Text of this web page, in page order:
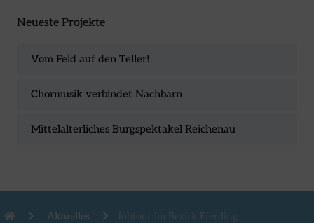
Neueste Projekte
Vom Feld auf den Teller!
Chormusik verbindet Nachbarn
Mittelalterliches Burgspektakel Reichenau
Aktuelles Jobtour im Bezirk Eferding